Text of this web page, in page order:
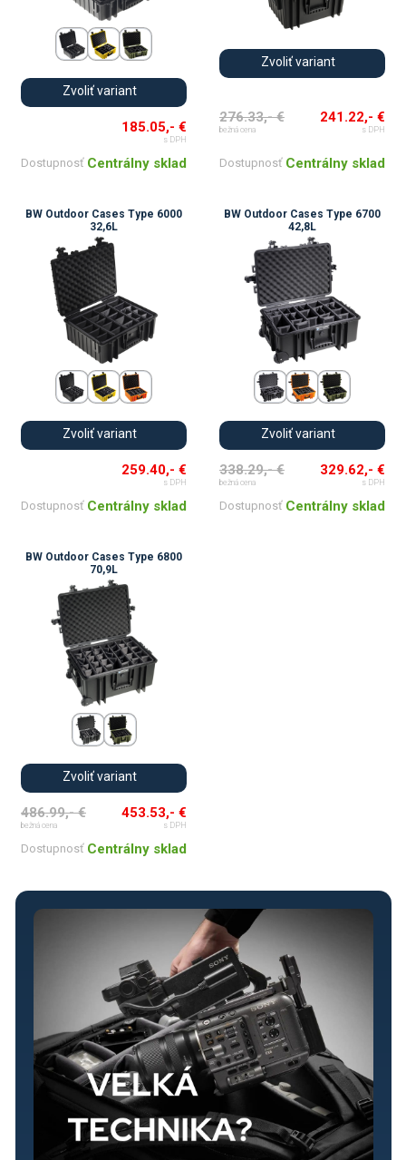
Zvoliť variant
185.05,- €
s DPH
Dostupnosť Centrálny sklad
Zvoliť variant
276.33,- €
bežná cena
241.22,- €
s DPH
Dostupnosť Centrálny sklad
BW Outdoor Cases Type 6000
32,6L
Zvoliť variant
259.40,- €
s DPH
Dostupnosť Centrálny sklad
BW Outdoor Cases Type 6700
42,8L
Zvoliť variant
338.29,- €
bežná cena
329.62,- €
s DPH
Dostupnosť Centrálny sklad
BW Outdoor Cases Type 6800
70,9L
Zvoliť variant
486.99,- €
bežná cena
453.53,- €
s DPH
Dostupnosť Centrálny sklad